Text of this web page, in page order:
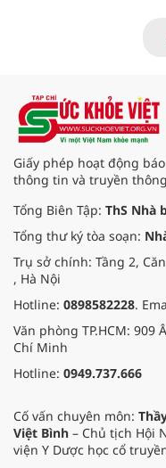
Giấy phép hoạt động
thông tin và truyền
Tổng Biên Tập: ThS Nhà
Tổng thư ký tòa soạn:
Trụ sở chính: Tầng 2,
, Hà Nội
Hotline: 0898582228.
Văn phòng TP.HCM: 909
Chí Minh
Hotline: 0949.737.666
Cố vấn chuyên môn:
Việt Bình – Chủ tịch Hội
viện Y Dược học cổ